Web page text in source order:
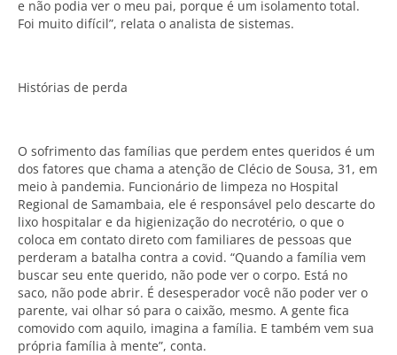
e não podia ver o meu pai, porque é um isolamento total.
Foi muito difícil”, relata o analista de sistemas.
Histórias de perda
O sofrimento das famílias que perdem entes queridos é um
dos fatores que chama a atenção de Clécio de Sousa, 31, em
meio à pandemia. Funcionário de limpeza no Hospital
Regional de Samambaia, ele é responsável pelo descarte do
lixo hospitalar e da higienização do necrotério, o que o
coloca em contato direto com familiares de pessoas que
perderam a batalha contra a covid. “Quando a família vem
buscar seu ente querido, não pode ver o corpo. Está no
saco, não pode abrir. É desesperador você não poder ver o
parente, vai olhar só para o caixão, mesmo. A gente fica
comovido com aquilo, imagina a família. E também vem sua
própria família à mente”, conta.